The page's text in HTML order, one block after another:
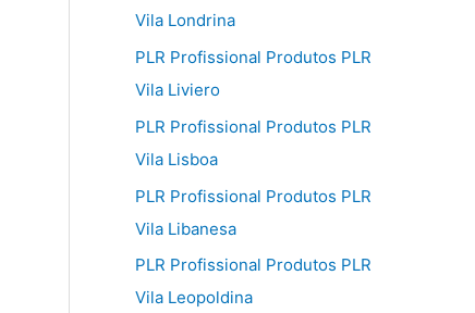
Vila Londrina
PLR Profissional Produtos PLR
Vila Liviero
PLR Profissional Produtos PLR
Vila Lisboa
PLR Profissional Produtos PLR
Vila Libanesa
PLR Profissional Produtos PLR
Vila Leopoldina